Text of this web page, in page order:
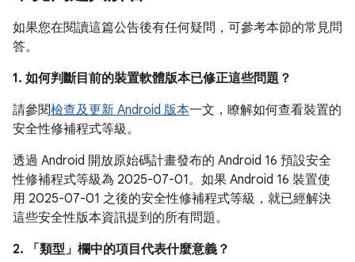
如果您在閱讀這篇公告後有任何疑問，可參考本節的常見問
答。
1. 如何判斷目前的裝置軟體版本已修正這些問題？
請參閱檢查及更新 Android 版本一文，瞭解如何查看裝置的
安全性修補程式等級。
透過 Android 開放原始碼計畫發布的 Android 16 預設安全
性修補程式等級為 2025-07-01。如果 Android 16 裝置使
用 2025-07-01 之後的安全性修補程式等級，就已經解決
這些安全性版本資訊提到的所有問題。
2. 「類型」 欄中的項目代表什麼意義？